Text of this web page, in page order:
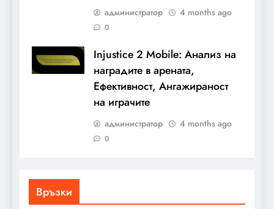
администратор 4 months ago
0
Injustice 2 Mobile: Анализ на
наградите в арената,
Ефективност, Ангажираност
на играчите
администратор 4 months ago
0
Връзки